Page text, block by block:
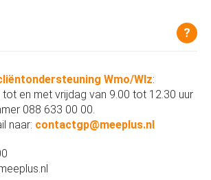
?
Wmo/Wlz:
en met vrijdag van 9.00 tot 12.30 uur
088 633 00 00.
naar: contactgp@meeplus.nl